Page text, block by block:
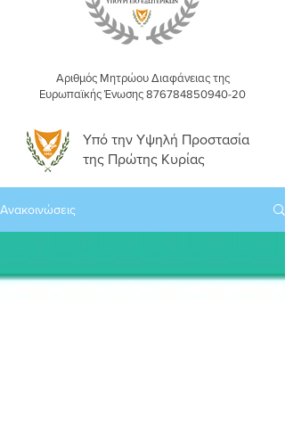
Αριθμός Μητρώου Διαφάνειας της
Ευρωπαϊκής Ένωσης 876784850940-20
Υπό την Υψηλή Προστασία
της Πρώτης Κυρίας
Ανακοινώσεις